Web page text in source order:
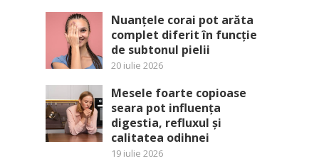
Nuanțele corai pot arăta
complet diferit în funcție
de subtonul pielii
20 iulie 2026
Mesele foarte copioase
seara pot influența
digestia, refluxul și
calitatea odihnei
19 iulie 2026